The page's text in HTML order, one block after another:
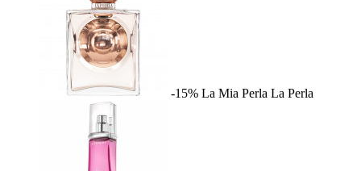
-15% La Mia Perla La Perla